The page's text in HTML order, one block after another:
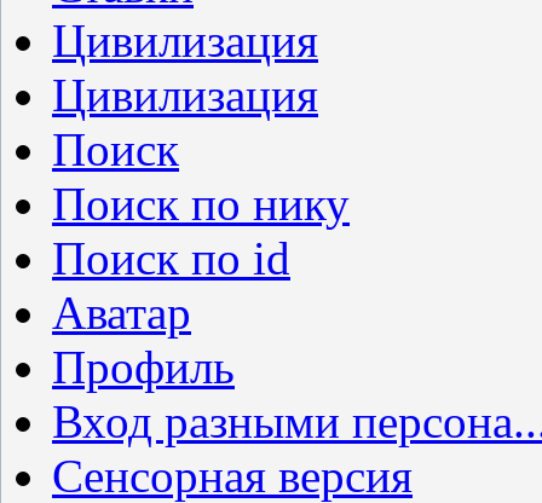
Цивилизация
Цивилизация
Поиск
Поиск по нику
Поиск по id
Аватар
Профиль
Вход разными
Сенсорная версия